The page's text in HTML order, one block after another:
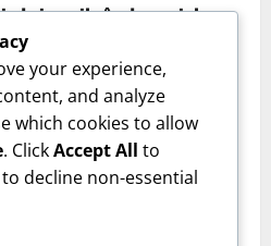
riscurile în domeniul
Guvernul
clienții săi din
în aplicație
your experience,
and analyze
which cookies to allow
. ClickAccept All to
to decline non-essential